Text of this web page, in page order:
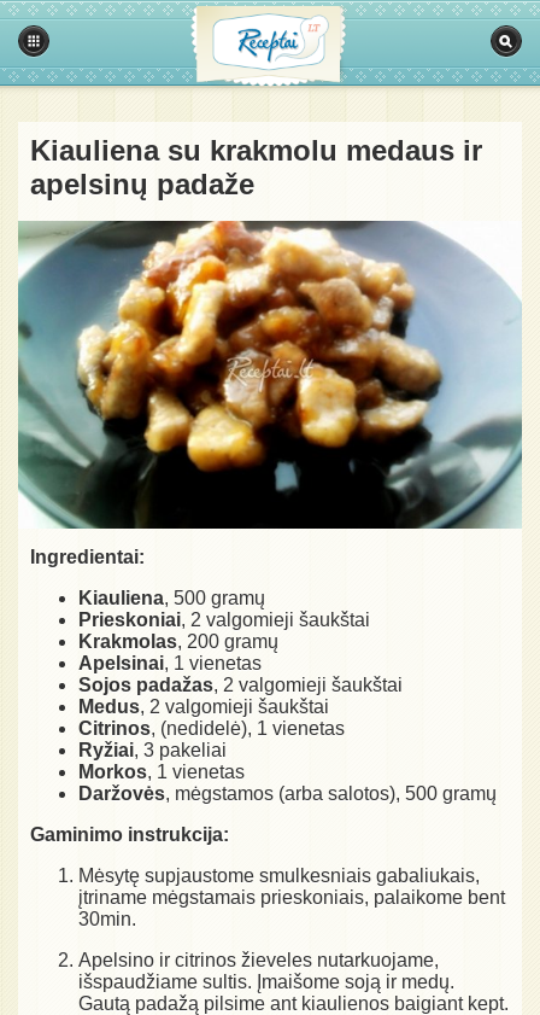
Kiauliena su krakmolu medaus ir
apelsinų padaže
Ingredientai:
Kiauliena, 500 gramų
Prieskoniai, 2 valgomieji šaukštai
Krakmolas, 200 gramų
Apelsinai, 1 vienetas
Sojos padažas, 2 valgomieji šaukštai
Medus, 2 valgomieji šaukštai
Citrinos, (nedidelė), 1 vienetas
Ryžiai, 3 pakeliai
Morkos, 1 vienetas
Daržovės, mėgstamos (arba salotos), 500 gramų
Gaminimo instrukcija:
Mėsytę supjaustome smulkesniais gabaliukais,
įtriname mėgstamais prieskoniais, palaikome bent
30min.
Apelsino ir citrinos žieveles nutarkuojame,
išspaudžiame sultis. Įmaišome soją ir medų.
Gautą padažą pilsime ant kiaulienos baigiant kept.